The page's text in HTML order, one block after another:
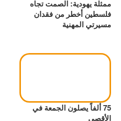
ممثلة يهودية: الصمت تجاه
فلسطين أخطر من فقدان
مسيرتي المهنية
75 ألفاً يصلون الجمعة في
الأقصى